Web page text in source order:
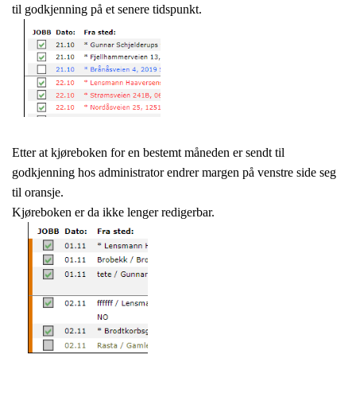
til godkjenning på et senere tidspunkt.
Etter at kjøreboken for en bestemt måneden er sendt til
godkjenning hos administrator endrer margen på venstre side seg
til oransje.
Kjøreboken er da ikke lenger redigerbar.